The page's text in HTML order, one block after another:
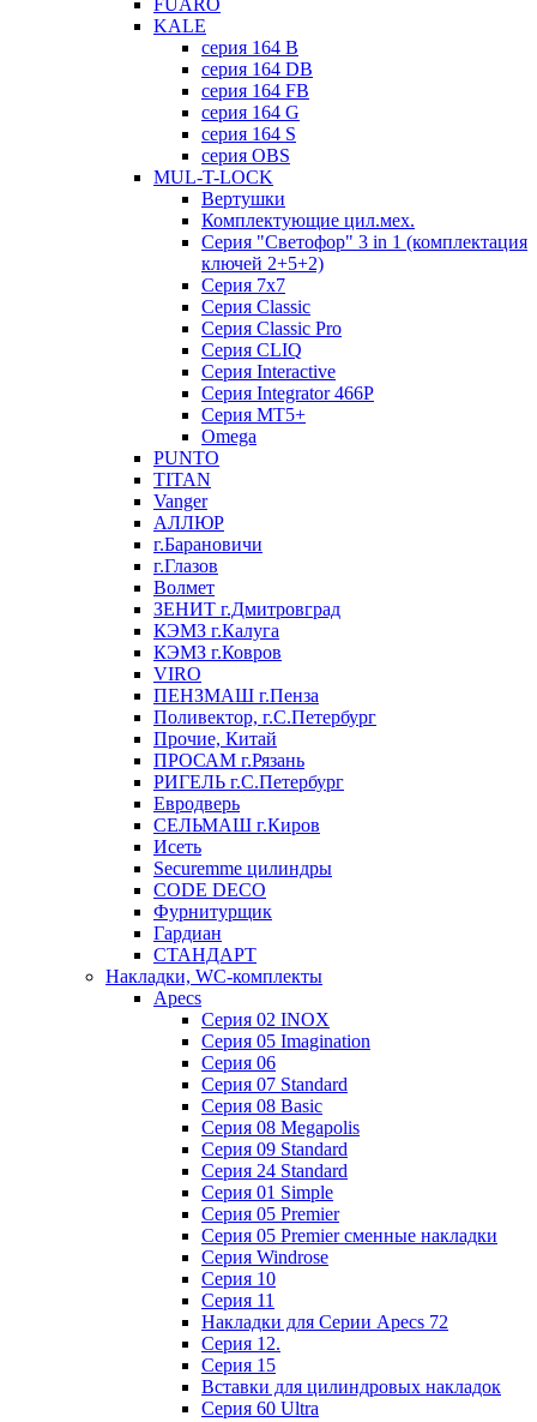
FUARO
KALE
серия 164 B
серия 164 DB
серия 164 FB
серия 164 G
серия 164 S
серия OBS
MUL-T-LOCK
Вертушки
Комплектующие цил.мех.
Серия "Светофор" 3 in 1 (комплектация
ключей 2+5+2)
Серия 7х7
Серия Classic
Серия Classic Pro
Серия CLIQ
Серия Interactive
Серия Integrator 466P
Серия MT5+
Omega
PUNTO
TITAN
Vanger
АЛЛЮР
г.Барановичи
г.Глазов
Волмет
ЗЕНИТ г.Дмитровград
КЭМЗ г.Калуга
КЭМЗ г.Ковров
VIRO
ПЕНЗМАШ г.Пенза
Поливектор, г.С.Петербург
Прочие, Китай
ПРОСАМ г.Рязань
РИГЕЛЬ г.С.Петербург
Евродверь
СЕЛЬМАШ г.Киров
Исеть
Securemme цилиндры
CODE DECO
Фурнитурщик
Гардиан
СТАНДАРТ
Накладки, WC-комплекты
Apecs
Cерия 02 INOX
Cерия 05 Imagination
Cерия 06
Cерия 07 Standard
Cерия 08 Basic
Cерия 08 Megapolis
Cерия 09 Standard
Cерия 24 Standard
Серия 01 Simple
Серия 05 Premier
Серия 05 Premier сменные накладки
Cерия Windrose
Серия 10
Серия 11
Накладки для Серии Apecs 72
Серия 12.
Серия 15
Вставки для цилиндровых накладок
Серия 60 Ultra